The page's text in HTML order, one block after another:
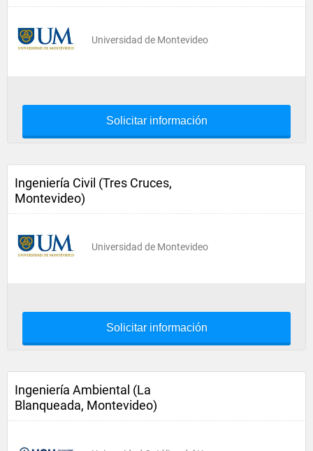
Universidad de Montevideo
Solicitar información
Ingeniería Civil (Tres Cruces,
Montevideo)
Universidad de Montevideo
Solicitar información
Ingeniería Ambiental (La
Blanqueada, Montevideo)